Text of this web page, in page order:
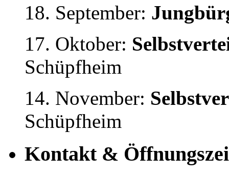
18. September:
17. Oktober:
Schüpfheim
14. November:
Schüpfheim
Kontakt &